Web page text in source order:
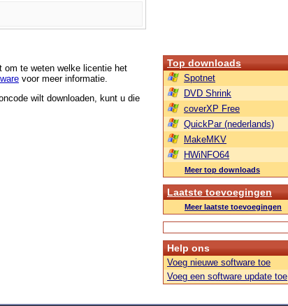
om te weten welke licentie het
voor meer informatie.
wilt downloaden, kunt u die
Top downloads
Spotnet
DVD Shrink
coverXP Free
QuickPar (nederlands)
MakeMKV
HWiNFO64
Meer top downloads
Laatste toevoegingen
Meer laatste toevoegingen
Help ons
Voeg nieuwe software toe
Voeg een software update toe